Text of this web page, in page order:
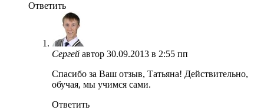
Ответить
Сергей автор 30.09.2013 в 2:55 пп
Спасибо за Ваш отзыв, Татьяна! Действительно,
обучая, мы учимся сами.
Ответить